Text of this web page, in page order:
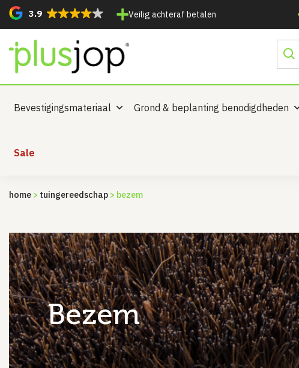
3.9 Veilig achteraf betalen
Bevestigingsmateriaal Grond & beplanting benodigdheden
Sale
home > tuingereedschap > bezem
bezem